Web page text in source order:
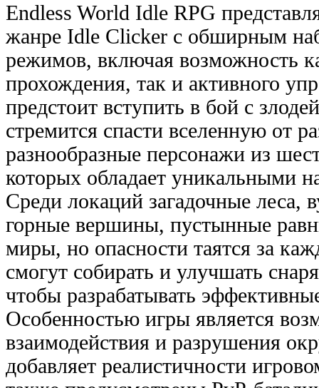
Endless World Idle RPG
жанре Idle Clicker с обширным
режимов, включая возможность
прохождения, так и активного
предстоит вступить в бой с
стремится спасти вселенную от
разнообразные персонажи из
которых обладает уникальными
Среди локаций загадочные леса,
горные вершины, пустынные
миры, но опасности таятся за
смогут собирать и улучшать
чтобы разрабатывать
Особенностью игры является
взаимодействия и разрушения
добавляет реалистичности